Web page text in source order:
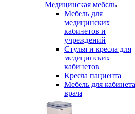
Медицинская мебель
Мебель для
медицинских
кабинетов и
учреждений
Стулья и кресла для
медицинских
кабинетов
Кресла пациента
Мебель для кабинета
врача